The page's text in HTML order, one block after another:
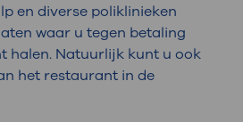
en diverse poliklinieken
waar u tegen betaling
halen. Natuurlijk kunt u ook
het restaurant in de